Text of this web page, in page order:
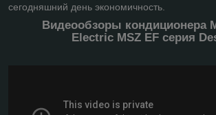
сегодняшний день экономичность.
Видеообзоры кондиционера
Electric MSZ EF серия